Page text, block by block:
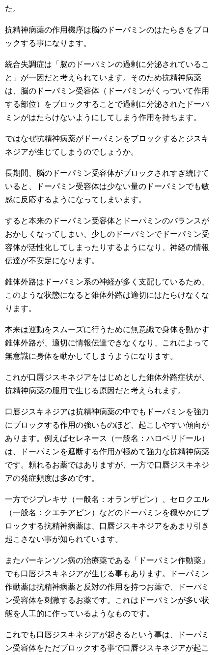
た。
抗精神病薬の作用機序は脳のドーパミンのはたらきをブロ
ックする事になります。
統合失調症は「脳のドーパミンの過剰に分泌されているこ
と」が一因だと考えられています。そのため抗精神病薬
は、脳のドーパミン受容体（ドーパミンがくっついて作用
する部位）をブロックすることで過剰に分泌されたドーパ
ミンがはたらけないようにしてしまう作用を持ちます。
ではなぜ抗精神病薬がドーパミンをブロックするとジスキ
ネジアが生じてしまうのでしょうか。
長期間、脳のドーパミン受容体がブロックされすぎ続けて
いると、ドーパミン受容体は少ない量のドーパミンでも敏
感に反応するようになってしまいます。
すると本来のドーパミン受容体とドーパミンのバランスが
おかしくなってしまい、少しのドーパミンでドーパミン受
容体が活性化してしまったりするようになり、神経の情報
伝達が不安定になります。
錐体外路はドーパミン系の神経が多く支配しているため、
このような状態になると錐体外路は適切にはたらけなくな
ります。
本来は運動をスムーズに行うために無意識で身体を動かす
錐体外路が、適切に情報伝達できなくなり、これによって
無意識に身体を動かしてしまうようになります。
これが口唇ジスキネジアをはじめとした錐体外路症状が、
抗精神病薬の服用で生じる原因だと考えられます。
口唇ジスキネジアは抗精神病薬の中でもドーパミンを強力
にブロックする作用の強いものほど、起こしやすい傾向が
あります。例えばセレネース（一般名：ハロペリドール）
は、ドーパミンを遮断する作用が極めて強力な抗精神病薬
です。頼れるお薬ではありますが、一方で口唇ジスキネジ
アの発症頻度は多めです。
一方でジプレキサ（一般名：オランザピン）、セロクエル
（一般名：クエチアピン）などのドーパミンを穏やかにブ
ロックする抗精神病薬は、口唇ジスキネジアをあまり引き
起こさない事が知られています。
またパーキンソン病の治療薬である「ドーパミン作動薬」
でも口唇ジスキネジアが生じる事もあります。ドーパミン
作動薬は抗精神病薬と反対の作用を持つお薬で、ドーパミ
ン受容体を刺激するお薬です。これはドーパミンが多い状
態を人工的に作っているようなものです。
これでも口唇ジスキネジアが起きるという事は、ドーパミ
ン受容体をただブロックする事で口唇ジスキネジアが起こ